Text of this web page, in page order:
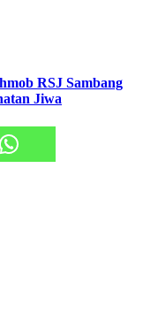
RSJ Sambang
Jiwa